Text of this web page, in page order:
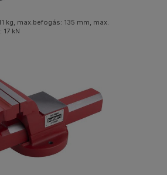
kg, max.befogás: 135 mm, max.
kN